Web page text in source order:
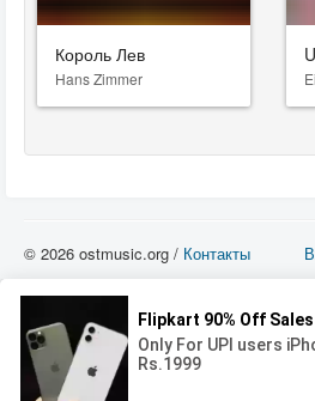
Король Лев
Hans Zimmer
© 2026 ostmusic.org / Контакты
можете использовать такие материалы только
использование производится с
вы должны приобрести лицензионную запись.